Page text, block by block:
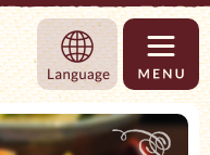
総合サイト 村上市観光
Language